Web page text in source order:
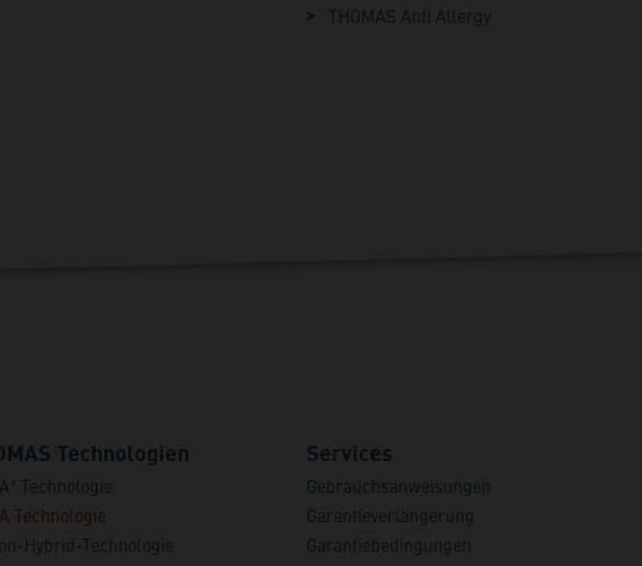
THOMAS Anti Allergy
Technologien
+ Technologie
Technologie
Hybrid-Technologie
Services
Gebrauchsanweisungen
Garantieverlängerung
Garantiebedingungen